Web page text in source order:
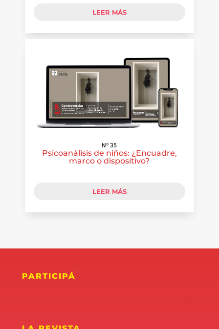
LEER MÁS
Nº 35
Psicoanálisis de niños: ¿Encuadre,
marco o dispositivo?
LEER MÁS
PARTICIPÁ